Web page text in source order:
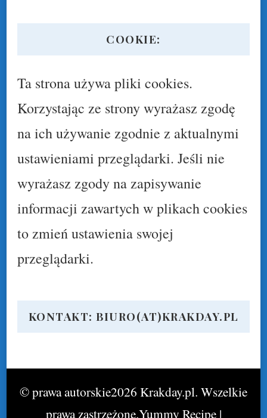
COOKIE:
Ta strona używa pliki cookies.
Korzystając ze strony wyrażasz zgodę
na ich używanie zgodnie z aktualnymi
ustawieniami przeglądarki. Jeśli nie
wyrażasz zgody na zapisywanie
informacji zawartych w plikach cookies
to zmień ustawienia swojej
przeglądarki.
KONTAKT: BIURO(AT)KRAKDAY.PL
© prawa autorskie2026 Krakday.pl. Wszelkie
prawa zastrzeżone.Yummy Recipe |